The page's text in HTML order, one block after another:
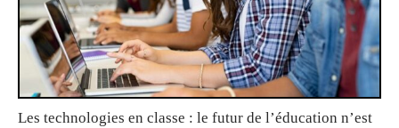
Les technologies en classe : le futur de l’éducation n’est